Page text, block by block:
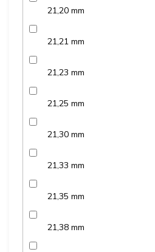
21,20 mm
21,21 mm
21,23 mm
21,25 mm
21,30 mm
21,33 mm
21,35 mm
21,38 mm